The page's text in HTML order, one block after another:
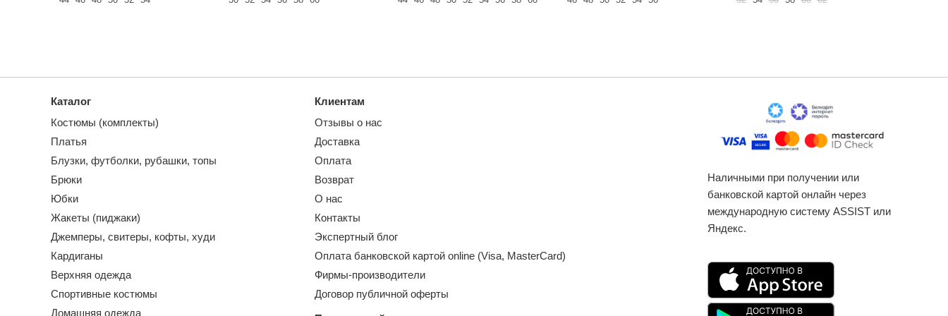
Каталог
Костюмы (комплекты)
Платья
Блузки, футболки, рубашки, топы
Брюки
Юбки
Жакеты (пиджаки)
Джемперы, свитеры, кофты, худи
Кардиганы
Верхняя одежда
Спортивные костюмы
Домашняя одежда
Клиентам
Отзывы о нас
Доставка
Оплата
Возврат
О нас
Контакты
Экспертный блог
Оплата банковской картой online (Visa, MasterCard)
Фирмы-производители
Договор публичной оферты
Наличными при получении или
банковской картой онлайн через
международную систему ASSIST или
Яндекс.